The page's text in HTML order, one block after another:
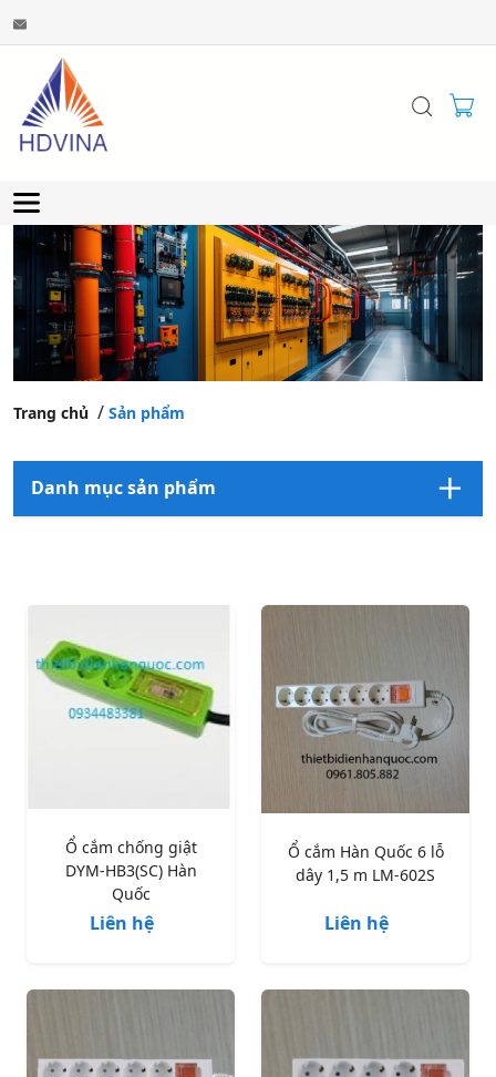
Trang chủ Sản phẩm
Danh mục sản phẩm
Ổ cắm chống giật
DYM-HB3(SC) Hàn
Quốc
Liên hệ
Ổ cắm Hàn Quốc 6 lỗ
dây 1,5 m LM-602S
Liên hệ